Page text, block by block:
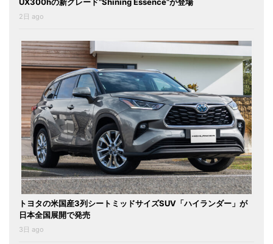
UX300hの新グレード“Shining Essence”が登場
2日 ago
トヨタの米国産3列シートミッドサイズSUV「ハイランダー」が
日本全国展開で発売
3日 ago